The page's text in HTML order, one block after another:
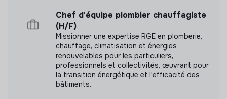
Chef d'équipe plombier chauffagiste
(H/F)
Missionner une expertise RGE en plomberie,
chauffage, climatisation et énergies
renouvelables pour les particuliers,
professionnels et collectivités, œuvrant pour
la transition énergétique et l'efficacité des
bâtiments.